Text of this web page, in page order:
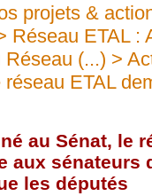
projets &
Réseau ETAL :
(...) >
ETAL
au Sénat, le
aux sénateurs
les députés